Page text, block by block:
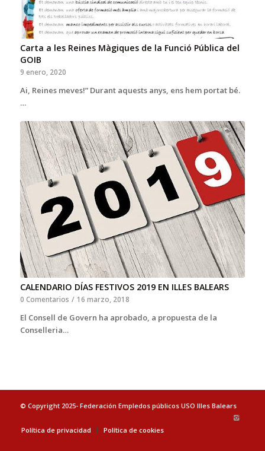
Carta a les Reines Màgiques de la Funció Pública del
GOIB
9 enero, 2020
Ai, Reines meves!” Durant aquests anys, ens hem portat bé.
…
CALENDARIO DÍAS FESTIVOS 2019 EN ILLES BALEARS
0 Comentarios / 16 marzo, 2018
El Consell de Govern ha aprobado, a propuesta de la
Conselleria…
© Copyright 2025- Federación Empledos públicos USO Illes Balears
Política de privacidad Política de cookies